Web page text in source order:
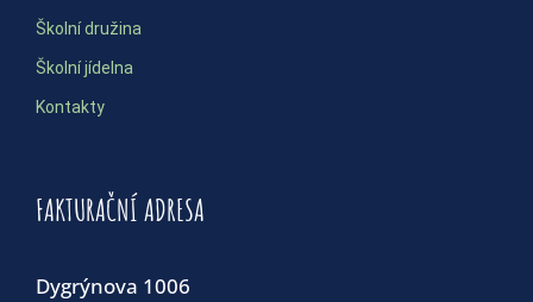
Školní družina
Školní jídelna
Kontakty
FAKTURAČNÍ ADRESA
Dygrýnova 1006